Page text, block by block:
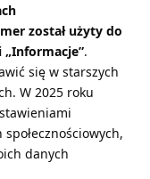
został użyty do
.
się w starszych
W 2025 roku
danych